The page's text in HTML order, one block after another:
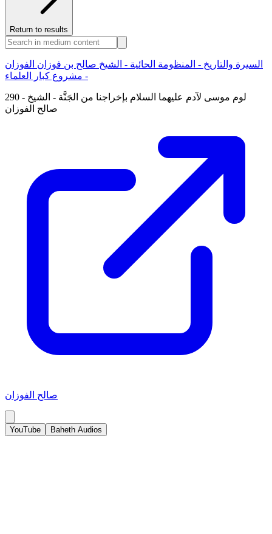
Return to results
السيرة والتاريخ - المنظومة الحائية - الشيخ صالح بن فوزان الفوزان
- مشروع كبار العلماء
290 - لوم موسى لآدم عليهما السلام بإخراجنا من الجَنَّة - الشيخ
صالح الفوزان
صالح الفوزان
YouTube Baheth Audios